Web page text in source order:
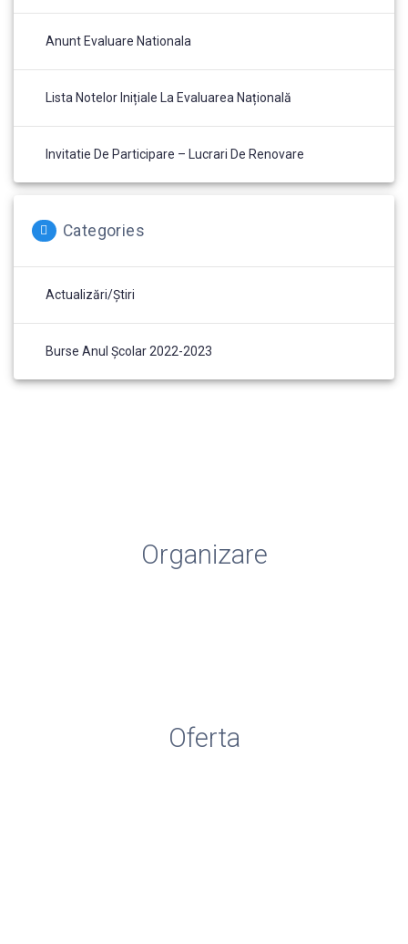
Anunt Evaluare Nationala
Lista Notelor Inițiale La Evaluarea Națională
Invitatie De Participare – Lucrari De Renovare
Categories
Actualizări/Știri
Burse Anul Școlar 2022-2023
Organizare
Oferta